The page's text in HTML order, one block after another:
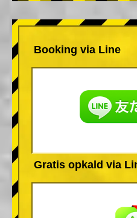
Booking via Line
Gratis opkald via